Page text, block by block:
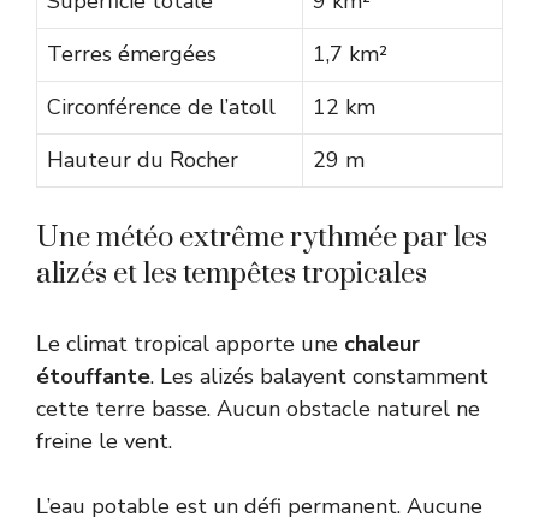
Terres émergées
1,7 km²
Circonférence de l’atoll
12 km
Hauteur du Rocher
29 m
Une météo extrême rythmée par les
alizés et les tempêtes tropicales
Le climat tropical apporte une chaleur
étouffante. Les alizés balayent constamment
cette terre basse. Aucun obstacle naturel ne
freine le vent.
L’eau potable est un défi permanent. Aucune